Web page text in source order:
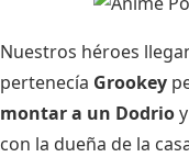
Nuestros héroes
pertenecía Grookey
montar a un Dodrio
con la dueña de la